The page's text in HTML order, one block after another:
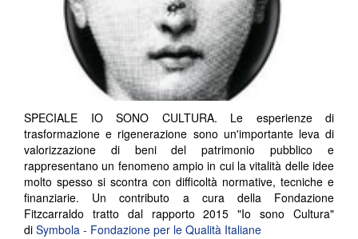
SPECIALE IO SONO CULTURA. Le esperienze di
trasformazione e rigenerazione sono un'importante leva di
valorizzazione di beni del patrimonio pubblico e
rappresentano un fenomeno ampio in cui la vitalità delle idee
molto spesso si scontra con difficoltà normative, tecniche e
finanziarie. Un contributo a cura della Fondazione
Fitzcarraldo tratto dal rapporto 2015 "Io sono Cultura"
di Symbola - Fondazione per le Qualità Italiane